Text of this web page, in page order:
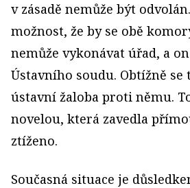
v zásadě nemůže být
možnost, že by se obě
nemůže vykonávat úřad, a
Ústavního soudu. Obtížně se
ústavní žaloba proti němu.
novelou, která zavedla
ztíženo.
Současná situace je